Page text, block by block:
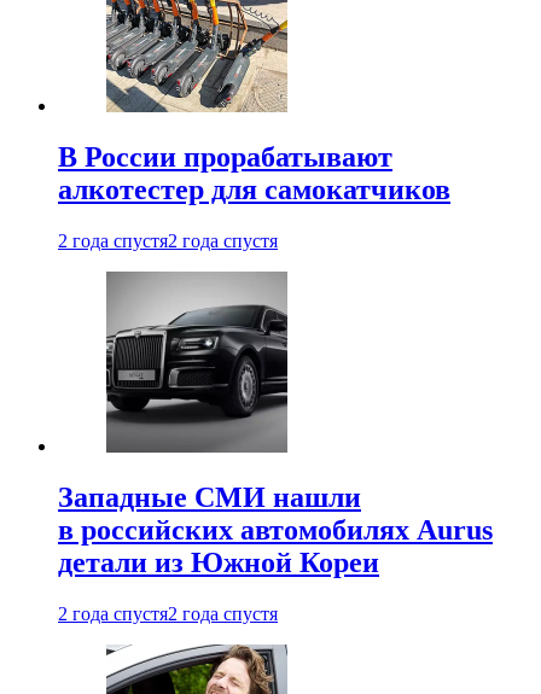
В России прорабатывают
алкотестер для самокатчиков
2 года спустя2 года спустя
Западные СМИ нашли
в российских автомобилях Aurus
детали из Южной Кореи
2 года спустя2 года спустя